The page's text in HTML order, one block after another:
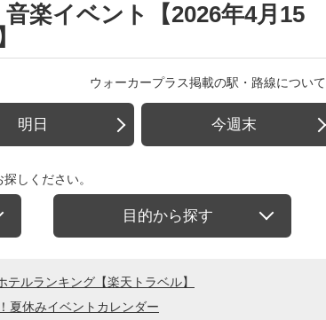
楽イベント【2026年4月15
ウォーカープラス掲載の駅・路線について
明日 今週末
しください。
目的から探す
ルランキング【楽天トラベル】
夏休みイベントカレンダー